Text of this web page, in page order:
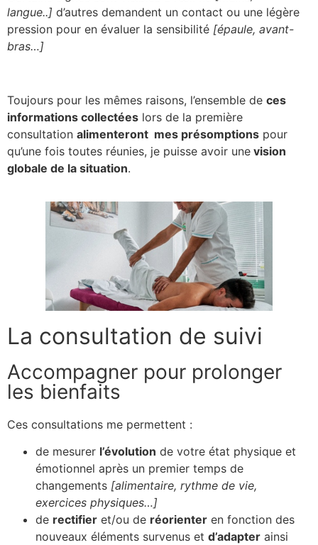
langue..] d’autres demandent un contact ou une légère
pression pour en évaluer la sensibilité [épaule, avant-
bras…]
Toujours pour les mêmes raisons, l’ensemble de ces
informations collectées lors de la première
consultation alimenteront mes présomptions pour
qu’une fois toutes réunies, je puisse avoir une vision
globale de la situation.
La consultation de suivi
Accompagner pour prolonger
les bienfaits
Ces consultations me permettent :
de mesurer l’évolution de votre état physique et
émotionnel après un premier temps de
changements [alimentaire, rythme de vie,
exercices physiques…]
de rectifier et/ou de réorienter en fonction des
nouveaux éléments survenus et d’adapter ainsi